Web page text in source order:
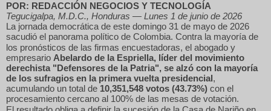
POR: REDACCIÓN NEGOCIOS Y TECNOLOGÍA
Tegucigalpa, M.D.C., Honduras — Lunes 1 de junio de 2026
La jornada democrática de este domingo 31 de mayo de 2026
sacudió el panorama político de Colombia. Contra la mayoría de
los pronósticos de las firmas encuestadoras, el abogado y
empresario Abelardo de la Espriella, líder del movimiento
derechista "Defensores de la Patria", se alzó con la mayoría
de los sufragios en la primera vuelta presidencial,
acumulando un total de 10,351,548 votos (43.73%) con el
procesamiento cercano al 100% de las mesas de votación.